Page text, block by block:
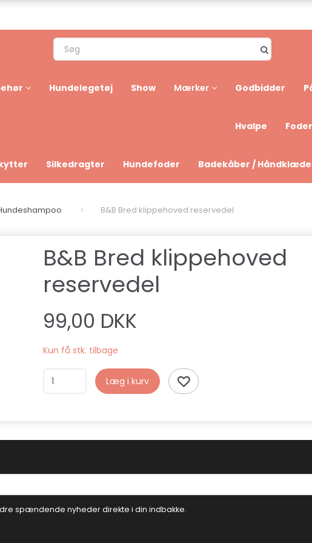
Hundelegetøj Show Mærker Godbidder
Hvalpe
Silkedragter Hundefoder Badekåber /
B&B Bred klippehoved reservedel
B&B Bred klippehoved
reservedel
99,00 DKK
Kun få stk. tilbage
Læg i kurv
spændende nyheder direkte i din indbakke.